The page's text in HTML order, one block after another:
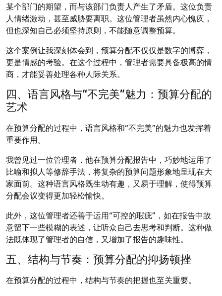
某个部门的期望，而与该部门负责人产生了矛盾。这位负责
人情绪激动，甚至威胁要离职。这位管理者虽然内心愧疚，
但也深知自己必须坚持原则，不能随意调整预算。
这个案例让我深刻体会到，预算分配不仅仅是数字的博弈，
更是情感的考验。在这个过程中，管理者需要具备极高的情
商，才能妥善处理各种人际关系。
四、语言风格与“不完美”魅力：预算分配的
艺术
在预算分配的过程中，语言风格和“不完美”的魅力也发挥着
重要作用。
我曾见过一位管理者，他在预算分配报告中，巧妙地运用了
比喻和拟人等修辞手法，将复杂的预算问题形象地呈现在大
家面前。这种语言风格既生动有趣，又易于理解，使得预算
分配会议变得更加轻松愉快。
此外，这位管理者还善于运用“可控的瑕疵”，如在报告中故
意留下一些模糊的表述，让听众自己去思考和判断。这种做
法既体现了管理者的自信，又增加了报告的趣味性。
五、结构与节奏：预算分配的抑扬顿挫
在预算分配的过程中，结构与节奏的把握也至关重要。